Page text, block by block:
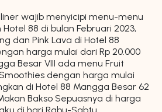
wajib menyicipi menu-menu
88 di bulan Februari 2023,
dan Pink Lava di Hotel 88
harga mulai dari Rp 20.000
Besar VIII ada menu Fruit
dengan harga mulai
di Hotel 88 Mangga Besar 62
Bakso Sepuasnya di harga